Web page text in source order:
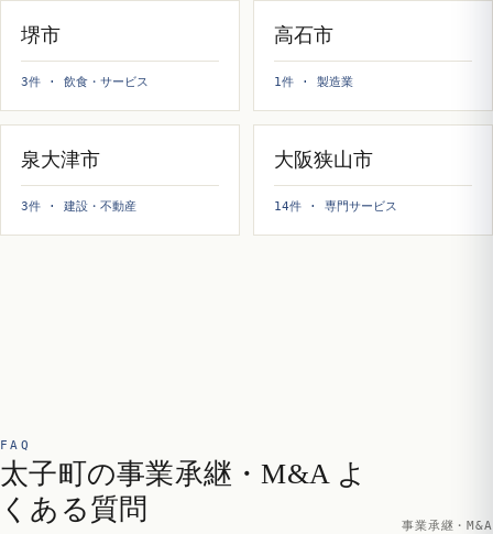
堺市
3件 · 飲食・サービス
高石市
1件 · 製造業
泉大津市
3件 · 建設・不動産
大阪狭山市
14件 · 専門サービス
FAQ
太子町の事業承継・M&A よ
くある質問
事業承継・M&A